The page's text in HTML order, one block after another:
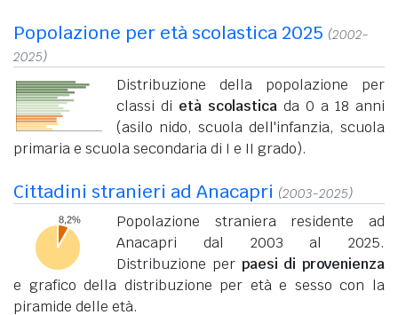
Popolazione per età scolastica 2025 (2002-
2025)
Distribuzione della popolazione per
classi di età scolastica da 0 a 18 anni
(asilo nido, scuola dell'infanzia, scuola
primaria e scuola secondaria di I e II grado).
Cittadini stranieri ad Anacapri (2003-2025)
Popolazione straniera residente ad
Anacapri dal 2003 al 2025.
Distribuzione per paesi di provenienza
e grafico della distribuzione per età e sesso con la
piramide delle età.